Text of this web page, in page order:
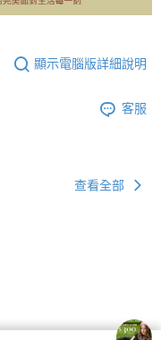
顯示電腦版詳細說明
客服
查看全部